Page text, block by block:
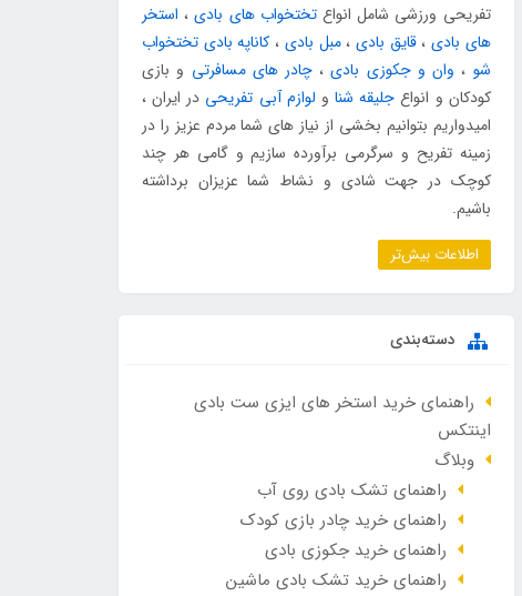
تفریحی ورزشی شامل انواعتختخواب های بادی، استخر
های بادی،قایق بادی ،مبل بادی ، کاناپه بادی تختخواب
شو ، وان و جکوزی بادی،چادر های مسافرتی و بازی
کودکان و انواع جلیقه شناو لوازم آبی تفریحی در ایران ،
امیدواریم بتوانیم بخشی از نیاز های شما مردم عزیز را در
زمینه تفریح و سرگرمی برآورده سازیم و گامی هر چند
کوچک در جهت شادی و نشاط شما عزیزان برداشته
باشیم.
اطلاعات بیش‌تر
دسته‌بندی
راهنمای خرید استخر های ایزی ست بادی
اینتکس
وبلاگ
راهنمای تشک بادی روی آب
راهنمای خرید چادر بازی کودک
راهنمای خرید جکوزی بادی
راهنمای خرید تشک بادی ماشین